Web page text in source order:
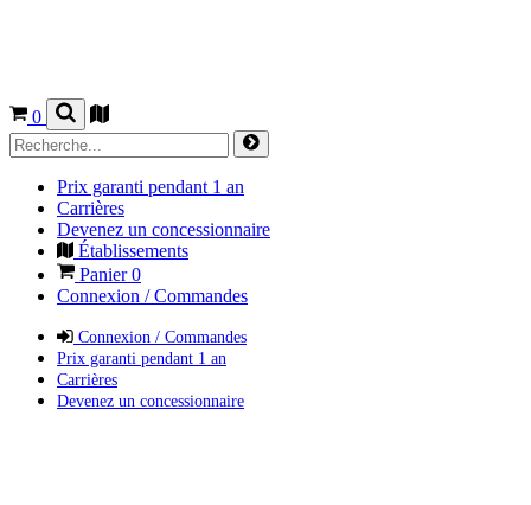
0
Prix garanti pendant 1 an
Carrières
Devenez un concessionnaire
Établissements
Panier0
Connexion / Commandes
Connexion / Commandes
Prix garanti pendant 1 an
Carrières
Devenez un concessionnaire